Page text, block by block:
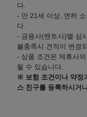
다.
- 만 21세 이상, 면허
다.
- 금융사(렌트사)별 심
불충족시 견적이 변경
- 상품 조건은 제휴사
될 수 있습니다.
※ 보험 조건이나 약정
스 친구를 등록하시거